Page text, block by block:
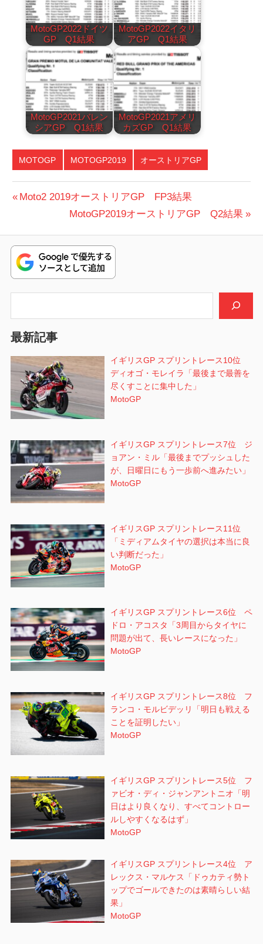
MotoGP2022ドイツ
GP Q1結果
MotoGP2022イタリ
アGP Q1結果
MotoGP2021バレン
シアGP Q1結果
MotoGP2021アメリ
カズGP Q1結果
MOTOGP MOTOGP2019 オーストリアGP
投
ナ
ビ
ゲ
ー
シ
ョ
ン
前
稿:
Moto2 2019オーストリアGP FP3結果
次
投
稿:
MotoGP2019オーストリアGP Q2結果
最新記事
イギリスGP スプリントレース10位
ディオゴ・モレイラ「最後まで最善を
尽くすことに集中した」
MotoGP
イギリスGP スプリントレース7位 ジ
ョアン・ミル「最後までプッシュした
が、日曜日にもう一歩前へ進みたい」
MotoGP
イギリスGP スプリントレース11位
「ミディアムタイヤの選択は本当に良
い判断だった」
MotoGP
イギリスGP スプリントレース6位 ペ
ドロ・アコスタ「3周目からタイヤに
問題が出て、長いレースになった」
MotoGP
イギリスGP スプリントレース8位 フ
ランコ・モルビデッリ「明日も戦える
ことを証明したい」
MotoGP
イギリスGP スプリントレース5位 フ
ァビオ・ディ・ジャンアントニオ「明
日はより良くなり、すべてコントロー
ルしやすくなるはず」
MotoGP
イギリスGP スプリントレース4位 ア
レックス・マルケス「ドゥカティ勢ト
ップでゴールできたのは素晴らしい結
果」
MotoGP